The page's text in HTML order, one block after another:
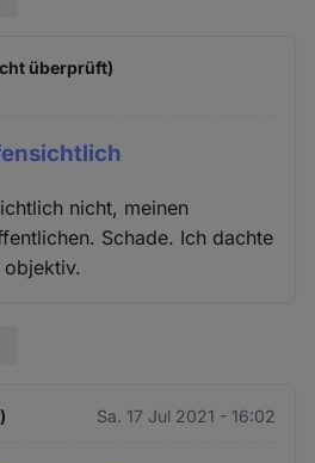
überprüft)
nicht, meinen
Schade. Ich dachte
Sa. 17 Jul 2021 - 16:02